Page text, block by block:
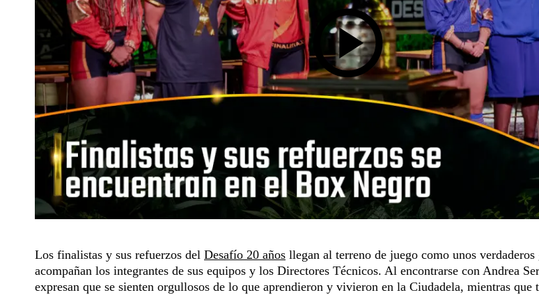
Los finalistas y sus refuerzos del Desafío 20 años llegan al terreno de juego como unos verdaderos
acompañan los integrantes de sus equipos y los Directores Técnicos. Al encontrarse con Andrea
expresan que se sienten orgullosos de lo que aprendieron y vivieron en la Ciudadela, mientras que